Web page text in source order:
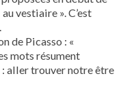
vestiaire ». C’est
de Picasso : «
mots résument
aller trouver notre être